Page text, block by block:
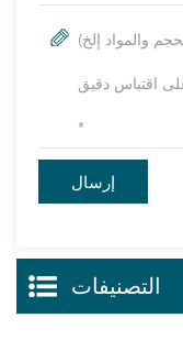
التصنيفات